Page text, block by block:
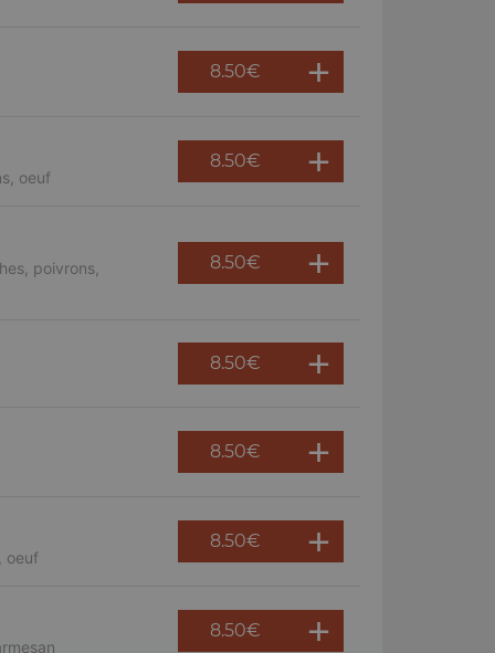
8.50€
oeuf
8.50€
poivrons,
8.50€
8.50€
8.50€
oeuf
8.50€
8.50€